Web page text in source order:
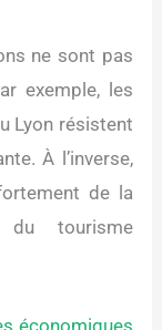
ne sont pas
exemple, les
Lyon résistent
À l’inverse,
de la
du tourisme